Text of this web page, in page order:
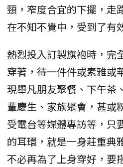
頸，窄度合宜的下擺，走
在不知不覺中，受到了有
熱烈投入訂製旗袍時，完
穿著，待一件件或素雅或
現舉凡朋友聚餐、下午茶
輩慶生、家族聚會，甚或
受電台等媒體專訪等，只
的耳環，就是一身莊重典
不必再為了上身穿好，要